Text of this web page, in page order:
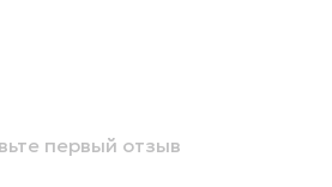
первый отзыв